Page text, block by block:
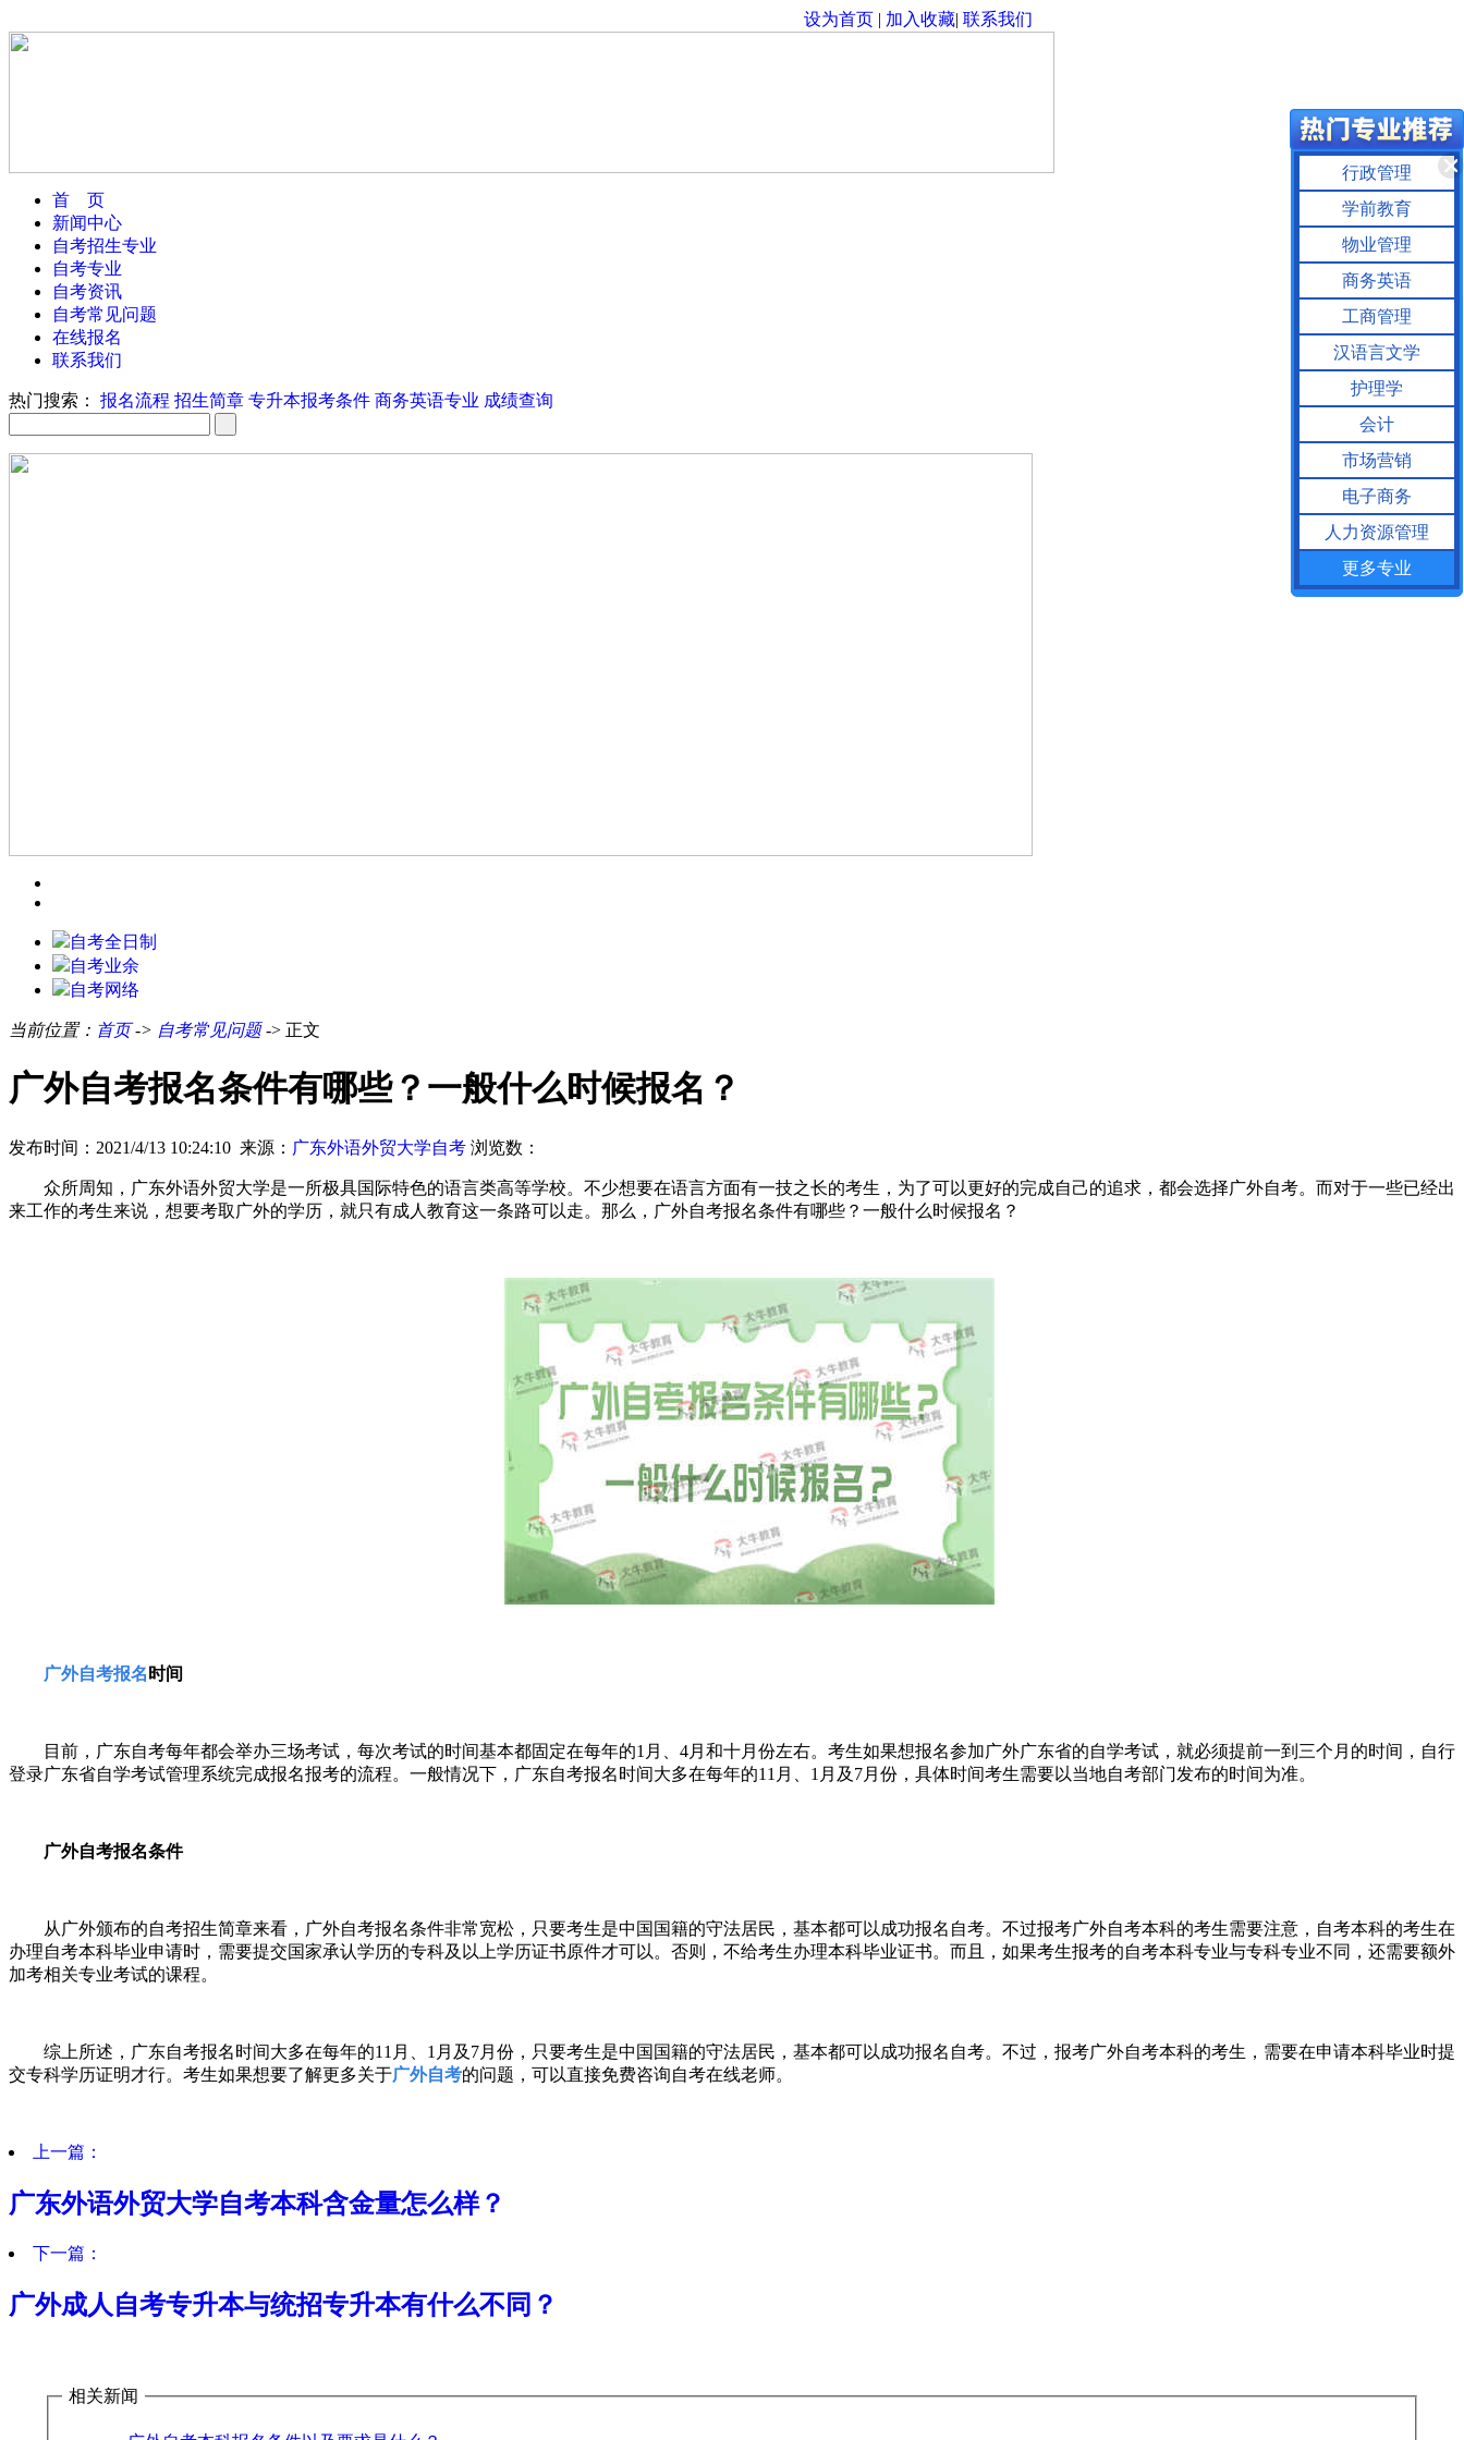
设为首页 | 加入收藏| 联系我们
首 页
新闻中心
自考招生专业
自考专业
自考资讯
自考常见问题
在线报名
联系我们
热门搜索： 报名流程 招生简章 专升本报考条件 商务英语专业 成绩查询
自考全日制
自考业余
自考网络
当前位置： 首页-> 自考常见问题-> 正文
广外自考报名条件有哪些？一般什么时候报名？
发布时间：2021/4/13 10:24:10 来源： 广东外语外贸大学自考 浏览数：
众所周知，广东外语外贸大学是一所极具国际特色的语言类高等学校。不少想要在语言方面有一技之长的考生，为了可以更好的完成自己的追求，都会选择广外自考。而对于一些已经出
来工作的考生来说，想要考取广外的学历，就只有成人教育这一条路可以走。那么，广外自考报名条件有哪些？一般什么时候报名？
广外自考报名 时间
目前，广东自考每年都会举办三场考试，每次考试的时间基本都固定在每年的1月、4月和十月份左右。考生如果想报名参加广外广东省的自学考试，就必须提前一到三个月的时间，自行
登录广东省自学考试管理系统完成报名报考的流程。一般情况下，广东自考报名时间大多在每年的11月、1月及7月份， 具体时间考生需要以当地自考部门发布的时间为准。
广外自考报名条件
从广外颁布的自考招生简章来看，广外自考报名条件非常宽松，只要考生是中国国籍的守法居民，基本都可以成功报名自考。不过报考广外自考本科的考生需要注意，自考本科的考生在
办理自考本科毕业申请时，需要提交国家承认学历的专科及以上学历证书原件才可以。否则，不给考生办理本科毕业证书。而且，如果考生报考的自考本科专业与专科专业不同，还需要额外
加考相关专业考试的课程。
综上所述，广东自考报名时间大多在每年的11月、1月及7月份， 只要考生是中国国籍的守法居民，基本都可以成功报名自考。不过，报考广外自考本科的考生，需要在申请本科毕业时提
交专科学历证明才行。考生如果想要了解更多关于广外自考的问题，可以直接免费咨询自考在线老师。
上一篇：
广东外语外贸大学自考本科含金量怎么样？
下一篇：
广外成人自考专升本与统招专升本有什么不同？
相关新闻
行政管理
学前教育
物业管理
商务英语
工商管理
汉语言文学
护理学
会计
市场营销
电子商务
人力资源管理
更多专业